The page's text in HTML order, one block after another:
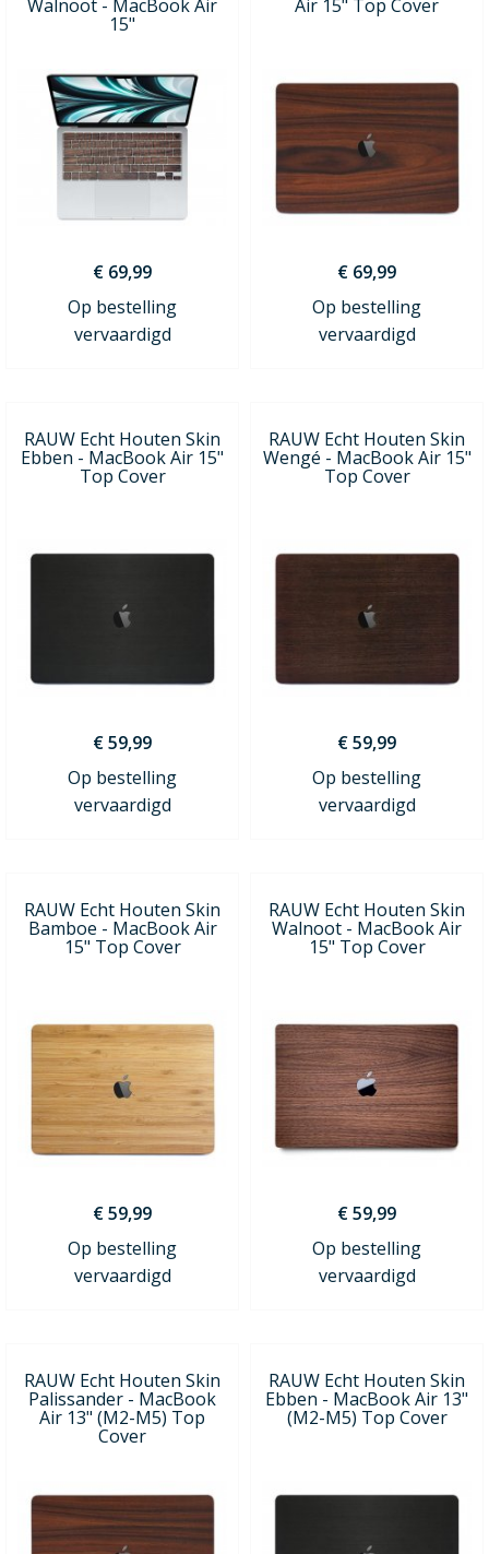
Walnoot - MacBook Air
15"
€ 69,99
Op bestelling
vervaardigd
Air 15" Top Cover
€ 69,99
Op bestelling
vervaardigd
RAUW Echt Houten Skin
Ebben - MacBook Air 15"
Top Cover
€ 59,99
Op bestelling
vervaardigd
RAUW Echt Houten Skin
Wengé - MacBook Air 15"
Top Cover
€ 59,99
Op bestelling
vervaardigd
RAUW Echt Houten Skin
Bamboe - MacBook Air
15" Top Cover
€ 59,99
Op bestelling
vervaardigd
RAUW Echt Houten Skin
Walnoot - MacBook Air
15" Top Cover
€ 59,99
Op bestelling
vervaardigd
RAUW Echt Houten Skin
Palissander - MacBook
Air 13" (M2-M5) Top
Cover
RAUW Echt Houten Skin
Ebben - MacBook Air 13"
(M2-M5) Top Cover